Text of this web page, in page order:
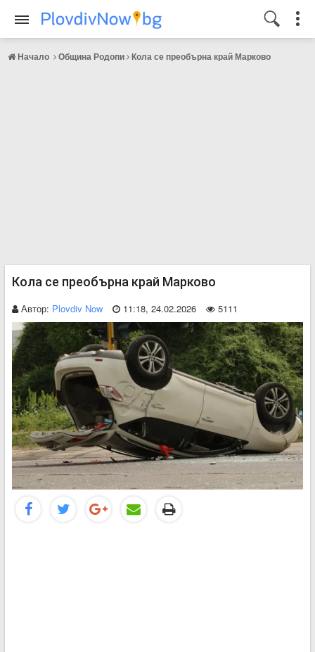
Начало Община Родопи Кола се преобърна край Марково
Кола се преобърна край Марково
Автор: Plovdiv Now 11:18, 24.02.2026 5111